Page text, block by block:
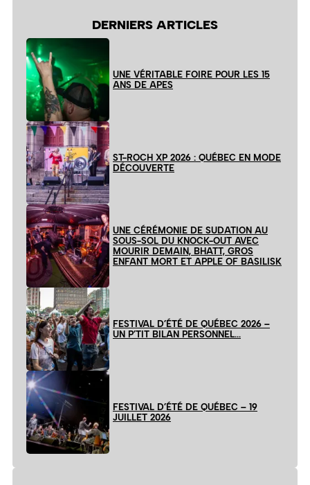
DERNIERS ARTICLES
UNE VÉRITABLE FOIRE POUR LES 15
ANS DE APES
ST-ROCH XP 2026 : QUÉBEC EN MODE
DÉCOUVERTE
UNE CÉRÉMONIE DE SUDATION AU
SOUS-SOL DU KNOCK-OUT AVEC
MOURIR DEMAIN, BHATT, GROS
ENFANT MORT ET APPLE OF BASILISK
FESTIVAL D’ÉTÉ DE QUÉBEC 2026 –
UN P’TIT BILAN PERSONNEL…
FESTIVAL D’ÉTÉ DE QUÉBEC – 19
JUILLET 2026